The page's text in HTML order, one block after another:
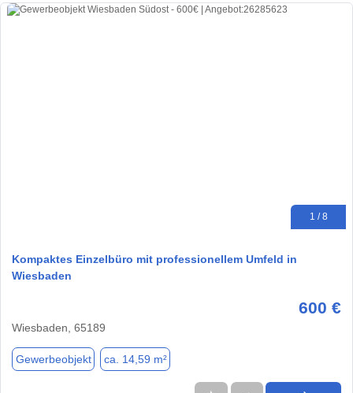
1 / 8
Kompaktes Einzelbüro mit professionellem Umfeld in
Wiesbaden
600 €
Wiesbaden, 65189
Gewerbeobjekt ca. 14,59 m²